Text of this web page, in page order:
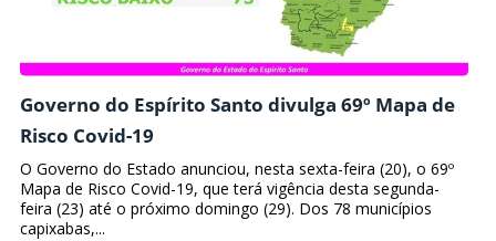
Governo do Espírito Santo divulga 69º Mapa de
Risco Covid-19
O Governo do Estado anunciou, nesta sexta-feira (20), o 69º
Mapa de Risco Covid-19, que terá vigência desta segunda-
feira (23) até o próximo domingo (29). Dos 78 municípios
capixabas,...